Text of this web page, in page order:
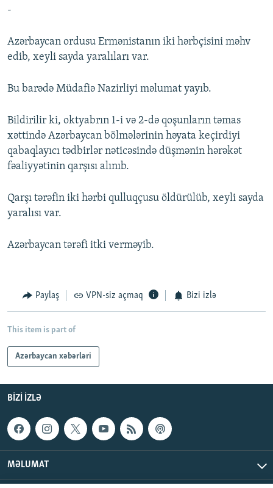
BIZIMLƏ ƏLAQƏ
XƏBƏR BÜLLETENLƏRIMIZ
-
Azərbaycan ordusu Ermənistanın iki hərbçisini məhv
edib, xeyli sayda yaralıları var.
Bu barədə Müdafiə Nazirliyi məlumat yayıb.
Bildirilir ki, oktyabrın 1-i və 2-də qoşunların təmas
xəttində Azərbaycan bölmələrinin həyata keçirdiyi
qabaqlayıcı tədbirlər nəticəsində düşmənin hərəkət
fəaliyyətinin qarşısı alınıb.
Qarşı tərəfin iki hərbi qulluqçusu öldürülüb, xeyli sayda
yaralısı var.
Azərbaycan tərəfi itki verməyib.
Paylaş VPN-siz açmaq Bizi izlə
This item is part of
Azərbaycan xəbərləri
BIZI IZLƏ
MƏLUMAT